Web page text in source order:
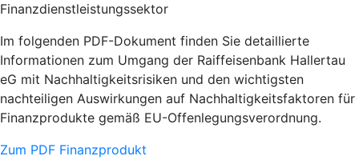
Finanzdienstleistungssektor
Im folgenden PDF-Dokument finden Sie detaillierte
Informationen zum Umgang der Raiffeisenbank Hallertau
eG mit Nachhaltigkeitsrisiken und den wichtigsten
nachteiligen Auswirkungen auf Nachhaltigkeitsfaktoren für
Finanzprodukte gemäß EU-Offenlegungsverordnung.
Zum PDF Finanzprodukt